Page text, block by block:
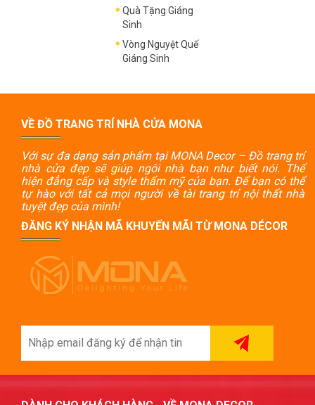
Quà Tặng Giáng
Sinh
Vòng Nguyệt Quế
Giáng Sinh
VỀ ĐỒ TRANG TRÍ NHÀ CỬA MONA
Với sự đa dạng sản phẩm tại MONA Decor – Đồ trang trí
nhà cửa đẹp sẽ giúp ngôi nhà bạn như biết nói. Thể
hiện đẳng cấp và style thẩm mỹ của bạn. Để bạn có thể
tự hào với tất cả mọi người về tài trang trí nội thất nhà
tuyệt đẹp của mình!
ĐĂNG KÝ NHẬN MÃ KHUYẾN MÃI TỪ MONA DÉCOR